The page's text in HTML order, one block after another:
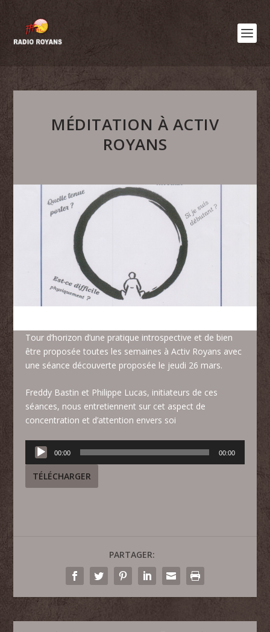
MÉDITATION À ACTIV
ROYANS
Tour d’horizon d’une pratique introspective et de bien
être proposée toutes les semaines à Activ Royans avec
une séance découverte proposée le jeudi 26 mars.
Freddy Bastin et Philippe Lucas, initiateurs de ces
séances, nous entretiennent sur cet aspect de
concentration et d’attention envers soi
Lecteur
audio
00:00 00:00
TÉLÉCHARGER
PARTAGER: